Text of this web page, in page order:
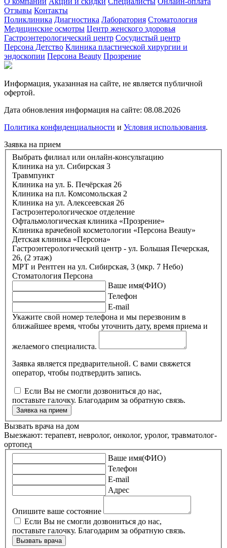
Отзывы Контакты
Поликлиника Диагностика Лаборатория Стоматология
Медицинские осмотры Центр женского здоровья
Гастроэнтерологический центр Сосудистый центр
Персона Детство Клиника пластической хирургии и
эндоскопии Персона Beauty Прозрение
Информация, указанная на сайте, не является публичной
офертой.
Дата обновления информация на сайте: 08.08.2026
Политика конфиденциальности и Условия использования.
Заявка на прием
Выбрать филиал или онлайн-консультацию
Клиника на ул. Сибирская 3
Травмпункт
Клиника на ул. Б. Печёрская 26
Клиника на пл. Комсомольская 2
Клиника на ул. Алексеевская 26
Гастроэнтерологическое отделение
Офтальмологическая клиника «Прозрение»
Клиника врачебной косметологии «Персона Beauty»
Детская клиника «Персона»
Гастроэнтерологический центр - ул. Большая Печерская,
26, (2 этаж)
МРТ и Рентген на ул. Сибирская, 3 (мкр. 7 Небо)
Стоматология Персона
Ваше имя(ФИО)
Телефон
E-mail
Укажите свой номер телефона и мы перезвоним в
ближайшее время, чтобы уточнить дату, время приема и
желаемого специалиста.
Заявка является предварительной. С вами свяжется
оператор, чтобы подтвердить запись.
Если Вы не смогли дозвониться до нас,
поставьте галочку. Благодарим за обратную связь.
Заявка на прием
Вызвать врача на дом
Выезжают: терапевт, невролог, онколог, уролог, травматолог-
ортопед
Ваше имя(ФИО)
Телефон
E-mail
Адрес
Опишите ваше состояние
Если Вы не смогли дозвониться до нас,
поставьте галочку. Благодарим за обратную связь.
Вызвать врача